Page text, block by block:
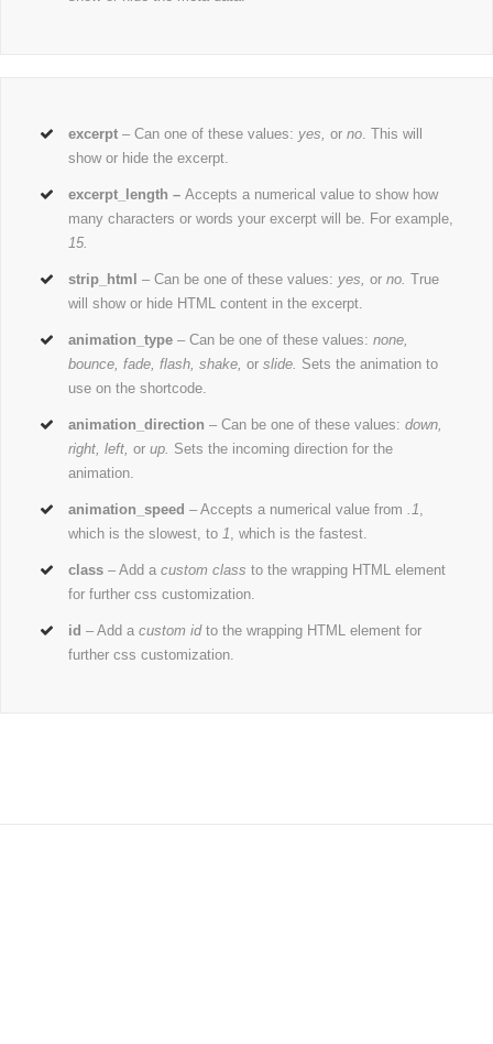
excerpt – Can one of these values: yes,or no. This will
show or hide the excerpt.
excerpt_length –Accepts a numerical value to show how
many characters or words your excerpt will be. For example,
15.
strip_html – Can be one of these values: yes,or no. True
will show or hide HTML content in the excerpt.
animation_type – Can be one of these values:none,
bounce, fade, flash, shake,or slide. Sets the animation to
use on the shortcode.
animation_direction – Can be one of these values:down,
right, left,or up. Sets the incoming direction for the
animation.
animation_speed – Accepts a numerical value from.1,
which is the slowest, to1, which is the fastest.
class – Add acustom class to the wrapping HTML element
for further css customization.
id – Add acustom idto the wrapping HTML element for
further css customization.